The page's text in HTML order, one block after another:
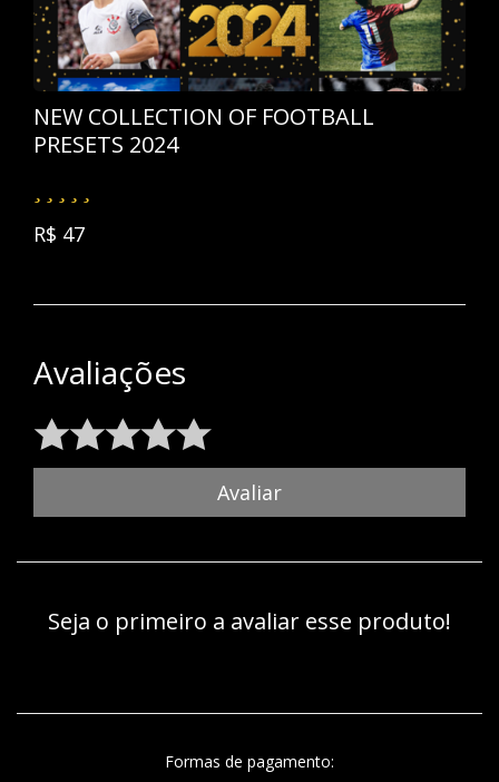
NEW COLLECTION OF FOOTBALL
PRESETS 2024
R$ 47
Avaliações
Avaliar
Seja o primeiro a avaliar esse produto!
Formas de pagamento: